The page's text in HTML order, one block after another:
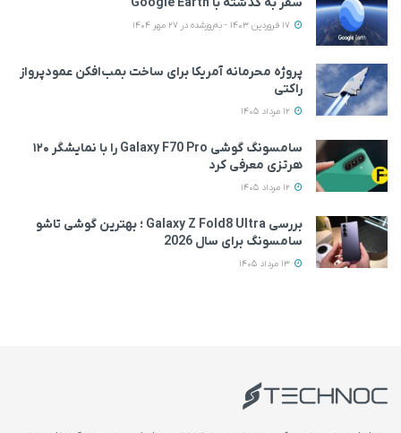
17 فروردین 1403 - به‌روزشده در 27 مهر 1404
پروژه محرمانه آمریکا برای ساخت بمب‌افکن عمودپرواز
راکتی
12 مرداد 1405
سامسونگ گوشی Galaxy F70 Pro را با نمایشگر ۱۲۰
هرتزی معرفی کرد
12 مرداد 1405
بررسی Galaxy Z Fold8 Ultra ؛ بهترین گوشی تاشو
سامسونگ برای سال 2026
13 مرداد 1405